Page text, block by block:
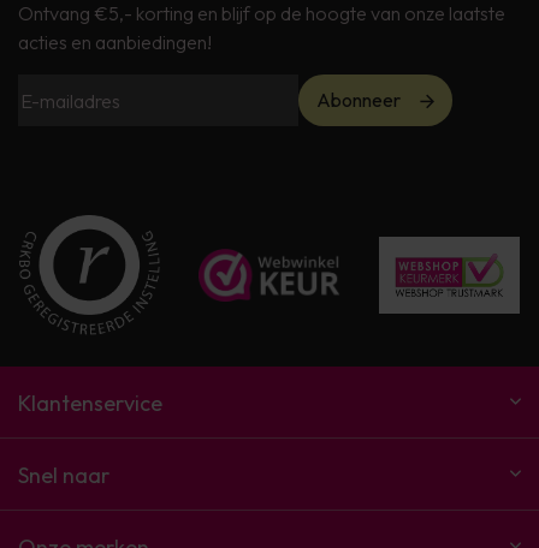
Ontvang €5,- korting en blijf op de hoogte van onze laatste
acties en aanbiedingen!
Abonneer
Klantenservice
Snel naar